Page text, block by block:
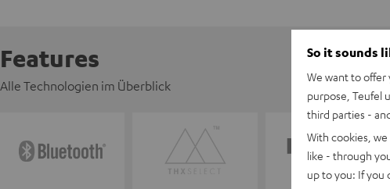
Features
Alle Technologien im Überblick
So it sounds
We want to offer
purpose, Teufel
third parties -
With cookies,
like - through
up to you: If you